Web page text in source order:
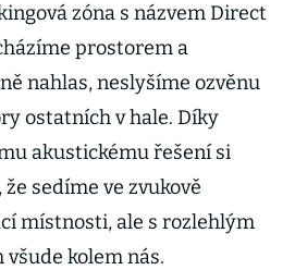
zóna s názvem Direct
prostorem a
nahlas, neslyšíme ozvěnu
ostatních v hale. Díky
akustickému řešení si
sedíme ve zvukově
místnosti, ale s rozlehlým
kolem nás.